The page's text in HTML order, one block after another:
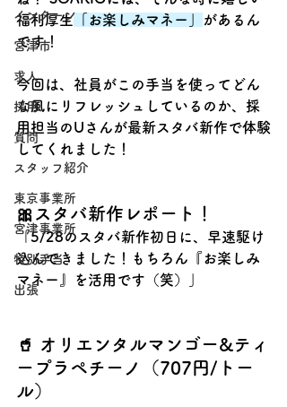
インターン
宮津市
求人
採用
質問
スタッフ紹介
東京事業所
宮津事業所
特別手当
出張
福利厚生「お楽しみマネー」
があるん
です！
今回は、社員がこの手当を使ってどん
な風にリフレッシュしているのか、採
用担当のUさんが最新スタバ新作で体験
してくれました！
🎀スタバ新作レポート！
「5/28のスタバ新作初日に、早速駆け
込んできました！もちろん『お楽しみ
マネー』を活用です（笑）」
🥤 オリエンタルマンゴー&ティ
ープラペチーノ（707円/トー
ル）